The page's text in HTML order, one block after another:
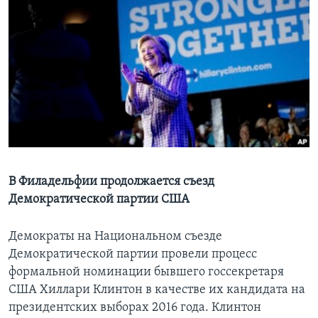
Learning English
В Филадельфии продолжается съезд
Демократической партии США
Демократы на Национальном съезде
Демократической партии провели процесс
формальной номинации бывшего госсекретаря
США Хиллари Клинтон в качестве их кандидата на
президентских выборах 2016 года. Клинтон